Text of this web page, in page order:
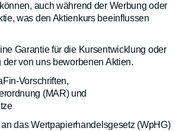
auch während der Werbung oder
was den Aktienkurs beeinflussen
Garantie für die Kursentwicklung oder
von uns beworbenen Aktien.
Vorschriften,
(MAR) und
das Wertpapierhandelsgesetz (WpHG)